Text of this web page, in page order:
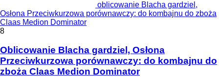
oblicowanie Blacha gardziel,
Osłona Przeciwkurzowa porównawczy: do kombajnu do zboża
Claas Medion Dominator
8
Oblicowanie Blacha gardziel, Osłona
Przeciwkurzowa porównawczy: do kombajnu do
zboża Claas Medion Dominator